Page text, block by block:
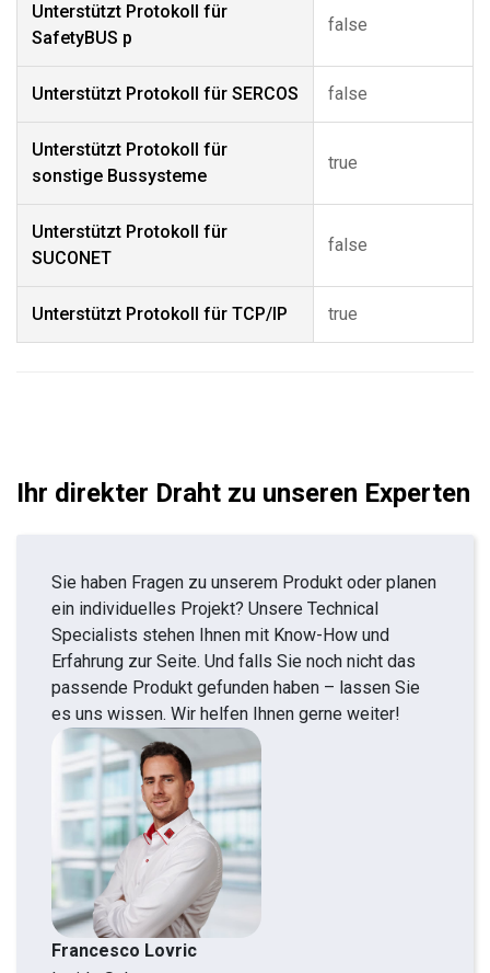
Unterstützt Protokoll für
SafetyBUS p
false
Unterstützt Protokoll für SERCOS false
Unterstützt Protokoll für
sonstige Bussysteme
true
Unterstützt Protokoll für
SUCONET
false
Unterstützt Protokoll für TCP/IP true
Ihr direkter Draht zu unseren Experten
Sie haben Fragen zu unserem Produkt oder planen
ein individuelles Projekt? Unsere Technical
Specialists stehen Ihnen mit Know-How und
Erfahrung zur Seite. Und falls Sie noch nicht das
passende Produkt gefunden haben – lassen Sie
es uns wissen. Wir helfen Ihnen gerne weiter!
Francesco Lovric